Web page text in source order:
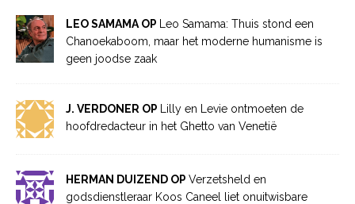
LEO SAMAMA OP
Leo Samama: Thuis stond een
Chanoekaboom, maar het moderne humanisme is
geen joodse zaak
J. VERDONER OP
Lilly en Levie ontmoeten de
hoofdredacteur in het Ghetto van Venetië
HERMAN DUIZEND OP Verzetsheld en
godsdienstleraar Koos Caneel liet onuitwisbare